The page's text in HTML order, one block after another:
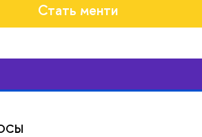
Стать менти